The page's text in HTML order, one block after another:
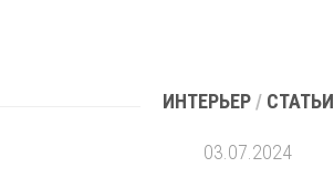
ИНТЕРЬЕР / СТАТЬИ
03.07.2024